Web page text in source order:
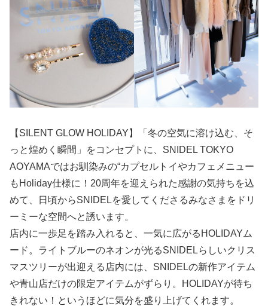
【SILENT GLOW HOLIDAY】「冬の空気に溶け込む、そ
っと煌めく瞬間」をコンセプトに、SNIDEL TOKYO
AOYAMAではお馴染みの“カプセルトイやカフェメニュー
もHoliday仕様に！20周年を迎えられた感謝の気持ちを込
めて、日頃からSNIDELを愛してくださるみなさまをドリ
ーミーな空間へと誘います。
店内に一歩足を踏み入れると、一気に広がるHOLIDAYム
ード。ライトブルーのネオンが光るSNIDELらしいクリス
マスツリーが出迎える店内には、SNIDELの新作アイテム
や青山店だけの限定アイテムがずらり。HOLIDAYが待ち
きれない！というほどに気分を盛り上げてくれます。